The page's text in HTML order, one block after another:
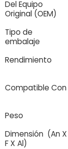
Del Equipo
Original (OEM)
Tipo de
embalaje
Rendimiento
Compatible Con
Peso
Dimensión (An X
F X Al)